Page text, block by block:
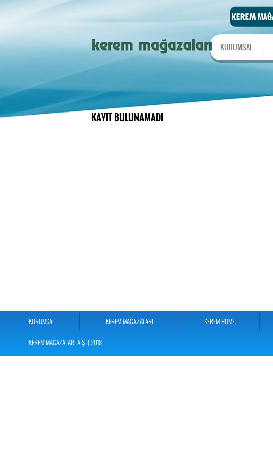
KURUMSAL
KAYIT BULUNAMADI
KURUMSAL KEREM MAĞAZALARI KEREM HOME
KEREM MAĞAZALARI A.Ş. | 2018